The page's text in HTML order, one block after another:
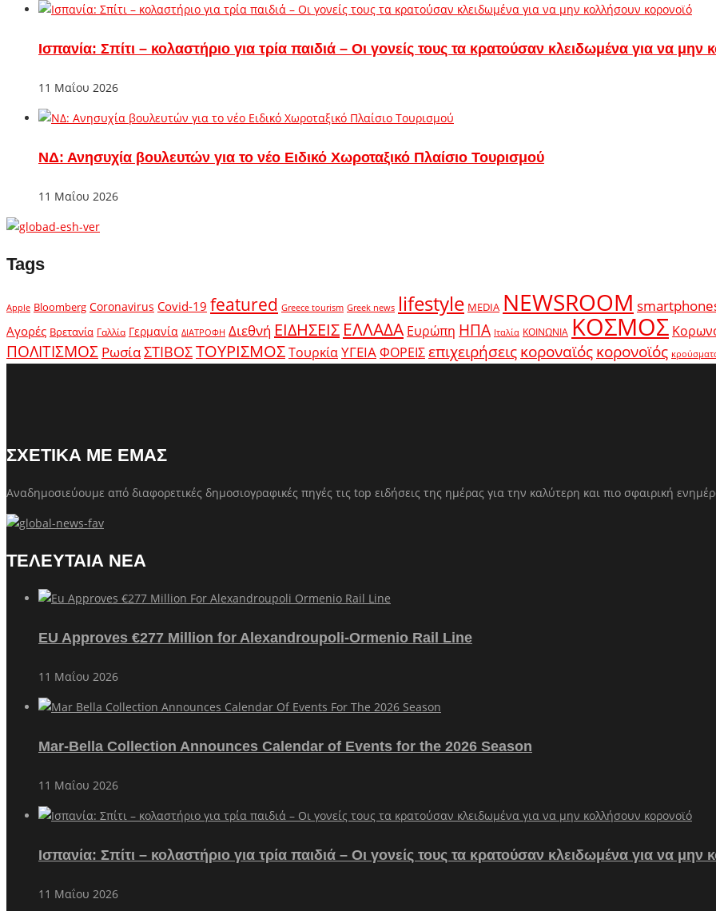
Ισπανία: Σπίτι – κολαστήριο για τρία παιδιά – Οι γονείς τους τα κρατούσαν κλειδωμένα για να μην
11 Μαΐου 2026
ΝΔ: Ανησυχία βουλευτών για το νέο Ειδικό Χωροταξικό Πλαίσιο Τουρισμού
11 Μαΐου 2026
Tags
Apple Bloomberg Coronavirus Covid-19 featured Greece tourism Greek news lifestyle MEDIA NEWSROOM
Αγορές Βρετανία Γαλλία Γερμανία ΔΙΑΤΡΟΦΗ Διεθνή ΕΙΔΗΣΕΙΣ ΕΛΛΑΔΑ Ευρώπη ΗΠΑ Ιταλία ΚΟΙΝΩΝΙΑ ΚΟΣΜΟΣ
ΠΟΛΙΤΙΣΜΟΣ ΡωσίαΣΤΙΒΟΣΤΟΥΡΙΣΜΟΣΤουρκίαΥΓΕΙΑΦΟΡΕΙΣεπιχειρήσειςκοροναϊόςκορονοϊός
ΣΧΕΤΙΚΑ ΜΕ ΕΜΑΣ
Αναδημοσιεύουμε από διαφορετικές δημοσιογραφικές πηγές τις top ειδήσεις της ημέρας για την καλύτερη και πιο σφαιρική
ΤΕΛΕΥΤΑΙΑ ΝΕΑ
EU Approves €277 Million for Alexandroupoli-Ormenio Rail Line
11 Μαΐου 2026
Mar-Bella Collection Announces Calendar of Events for the 2026 Season
11 Μαΐου 2026
Ισπανία: Σπίτι – κολαστήριο για τρία παιδιά – Οι γονείς τους τα κρατούσαν κλειδωμένα για να μην
11 Μαΐου 2026